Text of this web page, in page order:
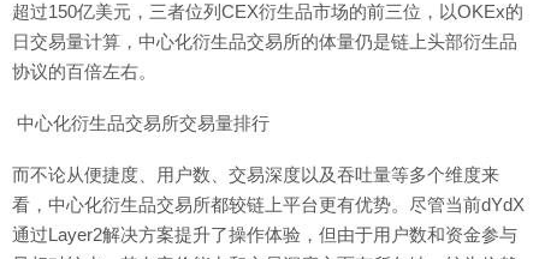
超过150亿美元，三者位列CEX衍生品市场的前三位，以OKEx的
日交易量计算，中心化衍生品交易所的体量仍是链上头部衍生品
协议的百倍左右。
中心化衍生品交易所交易量排行
而不论从便捷度、用户数、交易深度以及吞吐量等多个维度来
看，中心化衍生品交易所都较链上平台更有优势。尽管当前dYdX
通过Layer2解决方案提升了操作体验，但由于用户数和资金参与